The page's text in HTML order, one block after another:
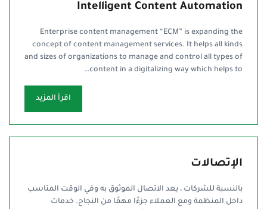
Intelligent Content Automation
Enterprise content management “ECM” is expanding the
concept of content management services. It helps all kinds
and sizes of organizations to manage and control all types of
content in a digitalizing way which helps to…
اقرأ المزيد
الإتصالات
بالنسبة للشركات ، يعد الاتصال الموثوق به وفي الوقت المناسب
داخل المنظمة ومع العملاء جزءًا مهمًا من النجاح. خدمات